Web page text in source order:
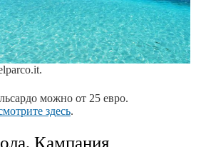
можно от 25 евро.
здесь.
Кампания